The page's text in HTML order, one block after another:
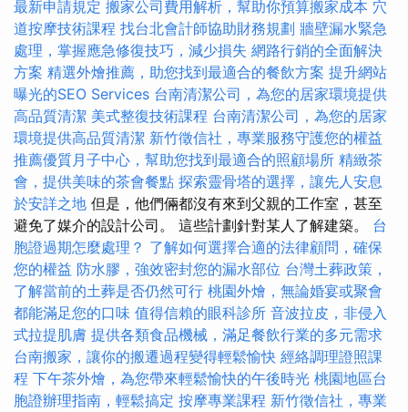
最新申請規定 搬家公司費用解析，幫助你預算搬家成本 穴
道按摩技術課程 找台北會計師協助財務規劃 牆壁漏水緊急
處理，掌握應急修復技巧，減少損失 網路行銷的全面解決
方案 精選外燴推薦，助您找到最適合的餐飲方案 提升網站
曝光的SEO Services 台南清潔公司，為您的居家環境提供
高品質清潔 美式整復技術課程 台南清潔公司，為您的居家
環境提供高品質清潔 新竹徵信社，專業服務守護您的權益
推薦優質月子中心，幫助您找到最適合的照顧場所 精緻茶
會，提供美味的茶會餐點 探索靈骨塔的選擇，讓先人安息
於安詳之地 但是，他們倆都沒有來到父親的工作室，甚至
避免了媒介的設計公司。 這些計劃針對某人了解建築。 台
胞證過期怎麼處理？ 了解如何選擇合適的法律顧問，確保
您的權益 防水膠，強效密封您的漏水部位 台灣土葬政策，
了解當前的土葬是否仍然可行 桃園外燴，無論婚宴或聚會
都能滿足您的口味 值得信賴的眼科診所 音波拉皮，非侵入
式拉提肌膚 提供各類食品機械，滿足餐飲行業的多元需求
台南搬家，讓你的搬遷過程變得輕鬆愉快 經絡調理證照課
程 下午茶外燴，為您帶來輕鬆愉快的午後時光 桃園地區台
胞證辦理指南，輕鬆搞定 按摩專業課程 新竹徵信社，專業